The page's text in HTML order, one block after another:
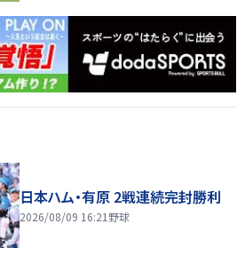
日本ハム・有原 2戦連続完封勝利
2026/08/09 16:21 野球